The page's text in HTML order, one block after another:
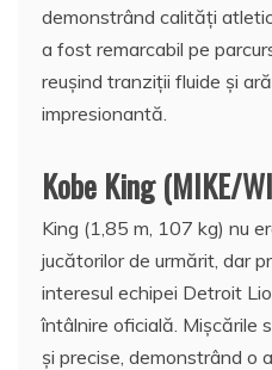
demonstrând calități
a fost remarcabil pe
reușind tranziții fluide și
impresionantă.
Kobe King (MIKE/
King (1,85 m, 107 kg) nu
jucătorilor de urmărit, dar
interesul echipei Detroit
întâlnire oficială. Mișcările
și precise, demonstrând o